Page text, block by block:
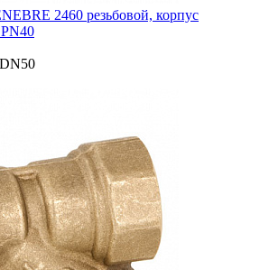
2460 резьбовой, корпус